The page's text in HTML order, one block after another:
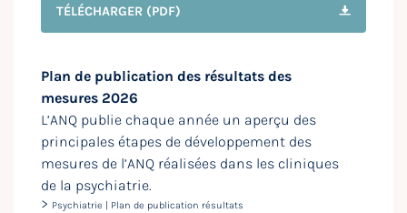
TÉLÉCHARGER (PDF)
Plan de publication des résultats des
mesures 2026
L’ANQ publie chaque année un aperçu des
principales étapes de développement des
mesures de l’ANQ réalisées dans les cliniques
de la psychiatrie.
> Psychiatrie | Plan de publication résultats